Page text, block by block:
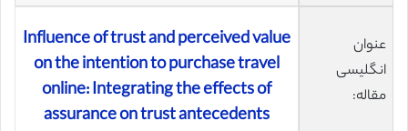
عنوان
انگلیسی
مقاله:
Influence of trust and perceived value
on the intention to purchase travel
online: Integrating the effects of
assurance on trust antecedents